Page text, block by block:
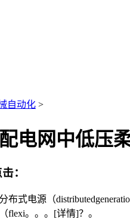
自动化 >
电网中低压
：
电源（
flexi。。。[详情]？。